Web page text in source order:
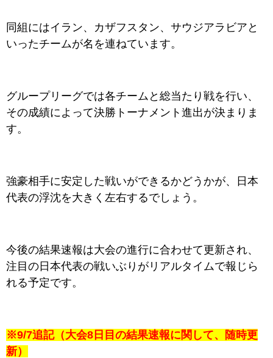
同組にはイラン、カザフスタン、サウジアラビアと
いったチームが名を連ねています。
グループリーグでは各チームと総当たり戦を行い、
その成績によって決勝トーナメント進出が決まりま
す。
強豪相手に安定した戦いができるかどうかが、日本
代表の浮沈を大きく左右するでしょう。
今後の結果速報は大会の進行に合わせて更新され、
注目の日本代表の戦いぶりがリアルタイムで報じら
れる予定です。
※9/7追記（大会8日目の結果速報に関して、随時更
新）